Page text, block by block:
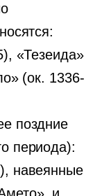
«Тезеида»
(ок. 1336-
поздние
периода):
навеянные